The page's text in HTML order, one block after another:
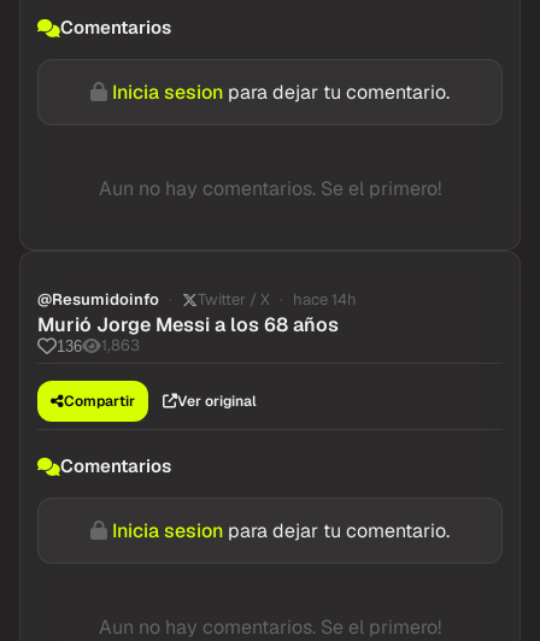
Comentarios
Inicia sesion para dejar tu comentario.
Aun no hay comentarios. Se el primero!
@Resumidoinfo Twitter / X hace 14h
Murió Jorge Messi a los 68 años
136 1,863
Compartir Ver original
Comentarios
Inicia sesion para dejar tu comentario.
Aun no hay comentarios. Se el primero!